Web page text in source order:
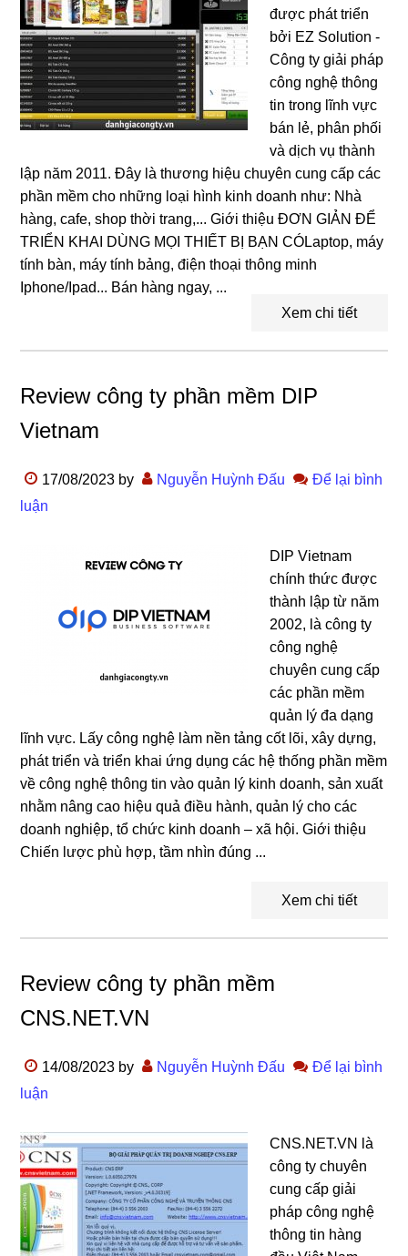
được phát triển
bởi EZ Solution -
Công ty giải pháp
công nghệ thông
tin trong lĩnh vực
bán lẻ, phân phối
và dịch vụ thành
lập năm 2011. Đây là thương hiệu chuyên cung cấp các
phần mềm cho những loại hình kinh doanh như: Nhà
hàng, cafe, shop thời trang,... Giới thiệu ĐƠN GIẢN ĐỂ
TRIỂN KHAI DÙNG MỌI THIẾT BỊ BẠN CÓLaptop, máy
tính bàn, máy tính bảng, điện thoại thông minh
Iphone/Ipad... Bán hàng ngay, ...
Xem chi tiết
Review công ty phần mềm DIP
Vietnam
17/08/2023 by Nguyễn Huỳnh Đấu
Để lại bình
luận
DIP Vietnam
chính thức được
thành lập từ năm
2002, là công ty
công nghệ
chuyên cung cấp
các phần mềm
quản lý đa dạng
lĩnh vực. Lấy công nghệ làm nền tảng cốt lõi, xây dựng,
phát triển và triển khai ứng dụng các hệ thống phần mềm
về công nghệ thông tin vào quản lý kinh doanh, sản xuất
nhằm nâng cao hiệu quả điều hành, quản lý cho các
doanh nghiệp, tổ chức kinh doanh – xã hội. Giới thiệu
Chiến lược phù hợp, tầm nhìn đúng ...
Xem chi tiết
Review công ty phần mềm
CNS.NET.VN
14/08/2023 by Nguyễn Huỳnh Đấu
Để lại bình
luận
CNS.NET.VN là
công ty chuyên
cung cấp giải
pháp công nghệ
thông tin hàng